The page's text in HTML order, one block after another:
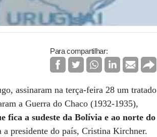
Para compartilhar:
assinaram na terça-feira 28 um tratado
a Guerra do Chaco (1932-1935),
fica a sudeste da Bolívia e ao norte do
presidente do país, Cristina Kirchner.